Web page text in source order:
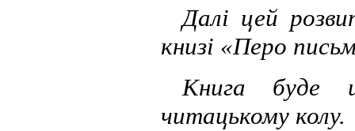
Далі цей
книзі «Перо
Книга буде
читацькому колу.